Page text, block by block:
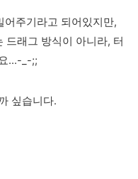
어주기라고 되어있지만,
드래그 방식이 아니라, 터
...-_-;;
싶습니다.